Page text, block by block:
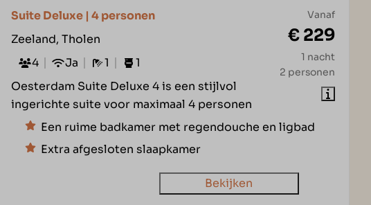
Vanaf
€ 229
1 nacht
2 personen
Suite Deluxe | 4 personen
Zeeland, Tholen
4
Ja 1
1
Oesterdam Suite Deluxe 4 is een stijlvol
ingerichte suite voor maximaal 4 personen
Een ruime badkamer met regendouche en ligbad
Extra afgesloten slaapkamer
Bekijken